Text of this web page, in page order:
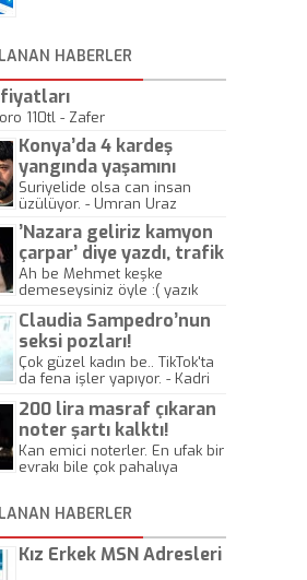
HABERLER
110tl - Zafer
Konya’da 4 kardeş
yangında yaşamını
yitirdi
Suriyelide olsa can insan
üzülüyor. - Umran Uraz
’Nazara geliriz kamyon
çarpar’ diye yazdı, trafik
kazasında öldü!
Ah be Mehmet keşke
demeseysiniz öyle :( yazık
Claudia Sampedro’nun
seksi pozları!
Çok güzel kadın be.. TikTok'ta
da fena işler yapıyor. - Kadri
200 lira masraf çıkaran
noter şartı kalktı!
Kan emici noterler. En ufak bir
evrakı bile çok pahalıya
kaptırıyorsunuz. - Kayhan
Gezenti
HABERLER
Kız Erkek MSN Adresleri